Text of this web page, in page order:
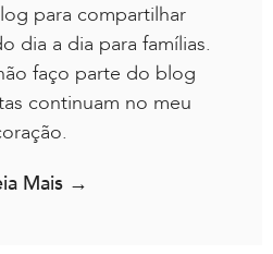
para compartilhar
dia a dia para famílias.
faço parte do blog
continuam no meu
Mais →